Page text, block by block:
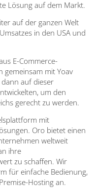
Lösung auf dem Markt.
auf der ganzen Welt
in den USA und
E-Commerce-
gemeinsam mit Yoav
auf dieser
um den
gerecht zu werden.
mit
Oro bietet einen
weltweit
ihre
zu schaffen. Wir
für einfache Bedienung,
Hosting an.